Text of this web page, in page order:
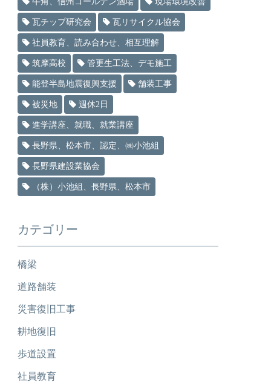
瓦チップ研究会 瓦リサイクル協会
社員教育、読み合わせ、相互理解
筑摩高校 管更生工法、デモ施工
能登半島地震復興支援 舗装工事
被災地 週休2日
進学講座、就職、就業講座
長野県、松本市、認定、㈱小池組
長野県建設業協会
（株）小池組、長野県、松本市
カテゴリー
橋梁
道路舗装
災害復旧工事
耕地復旧
歩道設置
社員教育